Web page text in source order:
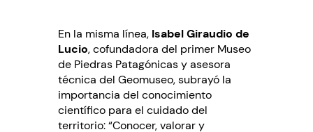
En la misma línea, Isabel Giraudio de
Lucio, cofundadora del primer Museo
de Piedras Patagónicas y asesora
técnica del Geomuseo, subrayó la
importancia del conocimiento
científico para el cuidado del
territorio: “Conocer, valorar y